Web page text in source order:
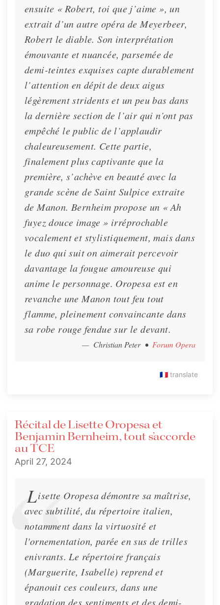
ensuite « Robert, toi que j’aime », un
extrait d’un autre opéra de Meyerbeer,
Robert le diable. Son interprétation
émouvante et nuancée, parsemée de
demi-teintes exquises capte durablement
l’attention en dépit de deux aigus
légèrement stridents et un peu bas dans
la dernière section de l’air qui n’ont pas
empêché le public de l’applaudir
chaleureusement. Cette partie,
finalement plus captivante que la
première, s’achève en beauté avec la
grande scène de Saint Sulpice extraite
de Manon. Bernheim propose un « Ah
fuyez douce image » irréprochable
vocalement et stylistiquement, mais dans
le duo qui suit on aimerait percevoir
davantage la fougue amoureuse qui
anime le personnage. Oropesa est en
revanche une Manon tout feu tout
flamme, pleinement convaincante dans
sa robe rouge fendue sur le devant.
— Christian Peter • Forum Opera
🇫🇷 translate
Récital de Lisette Oropesa et
Benjamin Bernheim, tout s’accorde
au TCE
April 27, 2024
Lisette Oropesa démontre sa maîtrise,
avec subtilité, du répertoire italien,
notamment dans la virtuosité et
l'ornementation, parée en sus de trilles
enivrants. Le répertoire français
(Marguerite, Isabelle) reprend et
épanouit ces couleurs, dans une
gradation des sentiments et des demi-